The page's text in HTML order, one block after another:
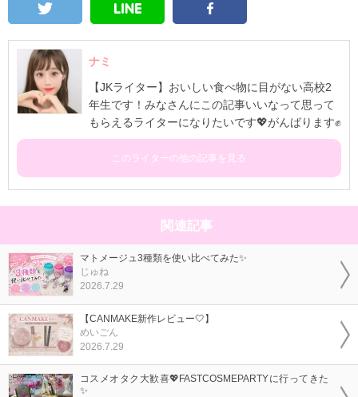
ナミ
【JKライター】おいしい食べ物に目がない高校2
年生です！みなさんにこの記事いいなって思って
もらえるライターになりたいです💖がんばります✊️
このライターの他の記事を見る
関連記事
マトメージュ3種類を使い比べてみた✨
じゅね
2026.7.29
【CANMAKE新作レビュー🤍】
めいごん
2026.7.29
コスメオタク大歓喜💖FASTCOSMEPARTYに行ってきた
✨